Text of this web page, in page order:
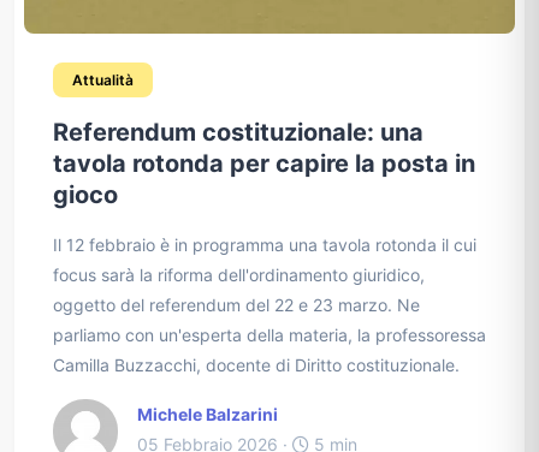
Attualità
Referendum costituzionale: una
tavola rotonda per capire la posta in
gioco
Il 12 febbraio è in programma una tavola rotonda il cui
focus sarà la riforma dell'ordinamento giuridico,
oggetto del referendum del 22 e 23 marzo. Ne
parliamo con un'esperta della materia, la professoressa
Camilla Buzzacchi, docente di Diritto costituzionale.
Michele Balzarini
05 Febbraio 2026 ·
5 min